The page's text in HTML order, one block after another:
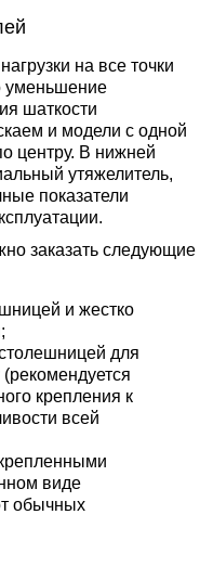
на все точки
уменьшение
шаткости
и модели с одной
центру. В нижней
утяжелитель,
показатели
заказать следующие
и жестко
для
крепления к
всей
виде
обычных